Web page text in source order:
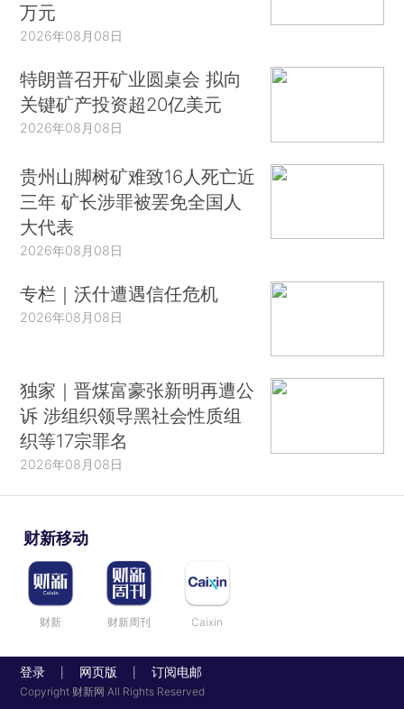
万元
2026年08月08日
特朗普召开矿业圆桌会 拟向
关键矿产投资超20亿美元
2026年08月08日
贵州山脚树矿难致16人死亡近
三年 矿长涉罪被罢免全国人
大代表
2026年08月08日
专栏｜沃什遭遇信任危机
2026年08月08日
独家｜晋煤富豪张新明再遭公
诉 涉组织领导黑社会性质组
织等17宗罪名
2026年08月08日
财新移动
财新 财新周刊 Caixin
登录 网页版 订阅电邮
Copyright 财新网 All Rights Reserved